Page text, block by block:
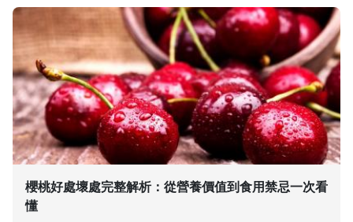
櫻桃好處壞處完整解析：從營養價值到食用禁忌一次看
懂